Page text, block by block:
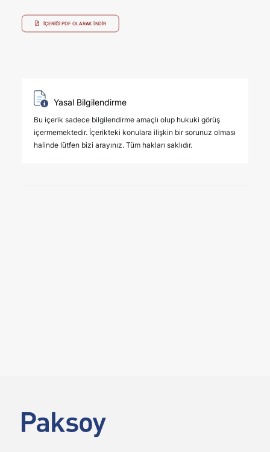
İÇERIĞI PDF OLARAK İNDIR
Yasal Bilgilendirme
Bu içerik sadece bilgilendirme amaçlı olup hukuki görüş
içermemektedir. İçerikteki konulara ilişkin bir sorunuz olması
halinde lütfen bizi arayınız. Tüm hakları saklıdır.